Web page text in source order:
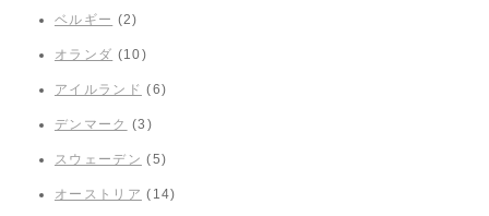
ベルギー (2)
オランダ (10)
アイルランド (6)
デンマーク (3)
スウェーデン (5)
オーストリア (14)